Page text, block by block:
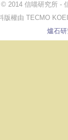
© 2014 信喵研究所 -
版權由 TECMO
爐石